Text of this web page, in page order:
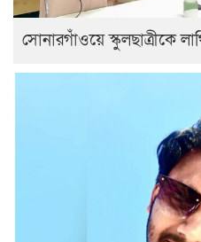
সোনারগাঁওয়ে স্কুলছাত্রীকে